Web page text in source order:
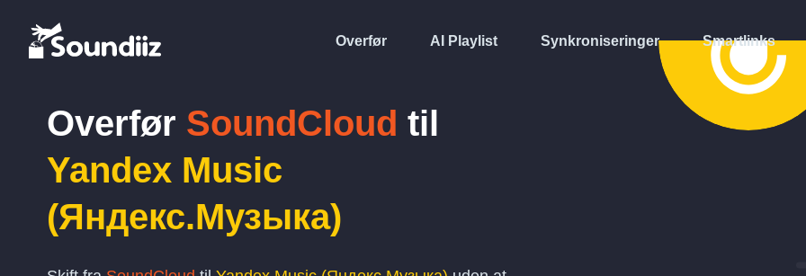
Overfør AI Playlist Synkroniseringer Smartlinks
Overfør SoundCloud til
Yandex Music
(Яндекс.Музыка)